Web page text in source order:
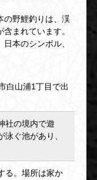
の野鯉釣りは、渓
まれています。
本のシンボル、
山浦1丁目で出
社の境内で遊
ぐ池があり、
る。場所は家か